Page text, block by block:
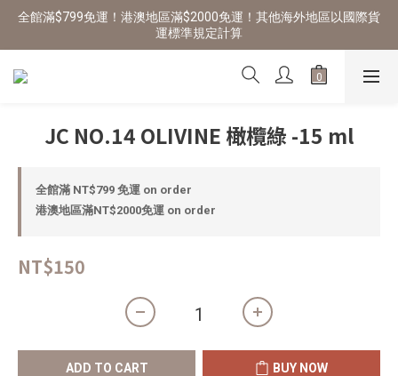
全館滿$799免運！港澳地區滿$2000免運！其他海外地區以國際貨
運標準規定計算
JC NO.14 OLIVINE 橄欖綠 -15 ml
全館滿 NT$799 免運 on order
港澳地區滿NT$2000免運 on order
NT$150
ADD TO CART BUY NOW